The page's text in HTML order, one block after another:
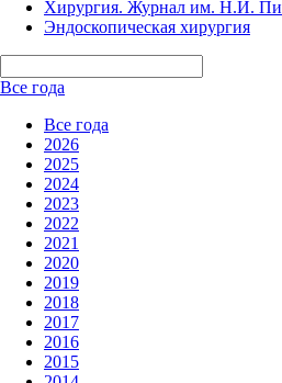
Хирургия. Журнал им. Н.И.
Эндоскопическая хирургия
Все года
Все года
2026
2025
2024
2023
2022
2021
2020
2019
2018
2017
2016
2015